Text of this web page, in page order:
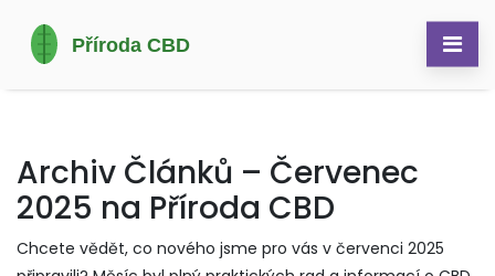
Archiv Článků – Červenec
2025 na Příroda CBD
Chcete vědět, co nového jsme pro vás v červenci 2025